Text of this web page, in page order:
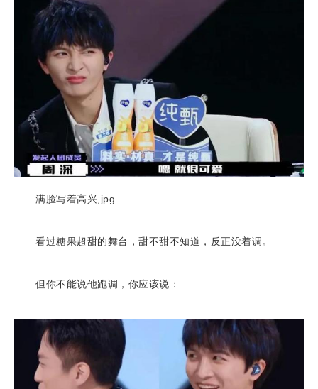
满脸写着高兴,jpg
看过糖果超甜的舞台，甜不甜不知道，反正没着调。
但你不能说他跑调，你应该说：